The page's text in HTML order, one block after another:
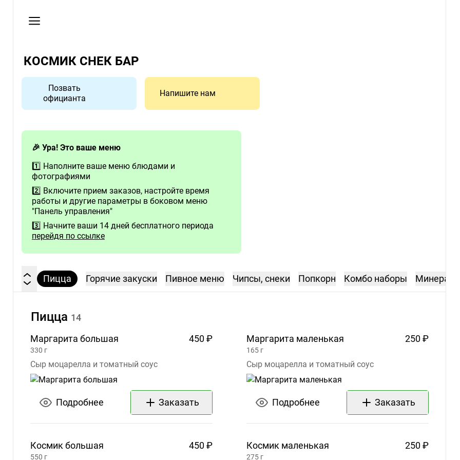
заказы
соглашение
Адрес
Сергиев
Новоугличское
ш.85,
ТРК
Капитолий,
этаж,
парк
развлечения
Космик
работы
заведения
AM –
10:00
PM
10:00
AM –
10:00
PM
10:00
AM –
10:00
10:00
AM –
КОСМИК СНЕК БАР
Позвать
официанта
Напишите нам
🎉 Ура! Это ваше меню
1️⃣ Наполните ваше меню блюдами и
фотографиями
2️⃣ Включите прием заказов, настройте время
работы и другие параметры в боковом меню
"Панель управления"
3️⃣ Начните ваши 14 дней бесплатного периода
перейдя по ссылке
Пицца Горячие закуски Пивное меню Чипсы, снеки Попкорн Комбо наборы
Пицца 14
Маргарита большая 450 ₽
330 г
Сыр моцарелла и томатный соус
Подробнее Заказать
Маргарита маленькая 250 ₽
165 г
Сыр моцарелла и томатный соус
Подробнее Заказать
Космик большая 450 ₽
550 г
Космик маленькая 250 ₽
275 г